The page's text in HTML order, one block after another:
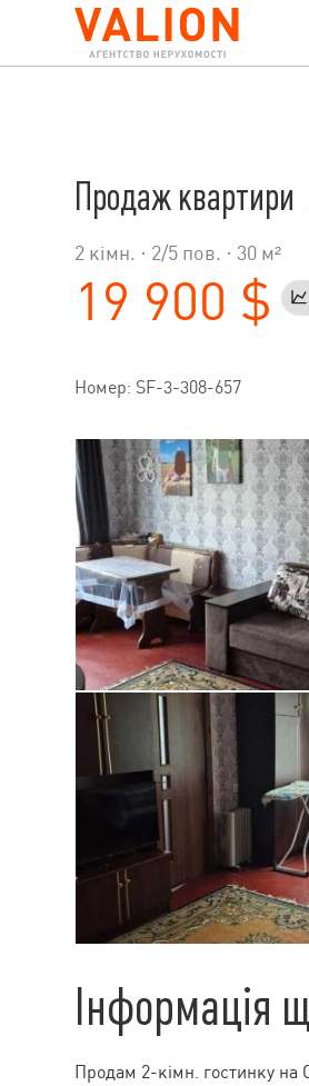
Продаж квартири
2 кімн. · 2/5 пов. · 30 м²
19 900 $
Номер: SF-3-308-657
Інформація
Продам 2-кімн. гостинку на